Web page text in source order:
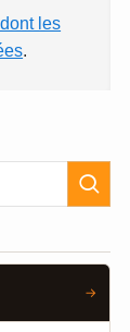
les
.
→